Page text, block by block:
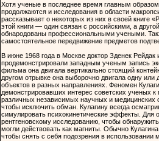
Хотя ученые в последнее время главным
продолжаются и исследования в области
рассказывает о некоторых из них в своей книге
этой книги — один связан с российскими, а
обнародованы профессиональными учеными.
самостоятельное передвижение предметов
В июне 1968 года в Москве доктор Зденек Рейдак
продемонстрировали западным ученым запись
фильма она двигала вертикально стоящий
другом отрывке она выборочно двигала одну или
объектов в разных направлениях. Феномен
демонстрировавших интерес советских ученых
различных независимых научных и медицинских
чтобы исключить обман. Кулагину всегда
симулировать психокинетические эффекты. Для
рентгеновскому исследованию, чтобы
могли действовать как магниты. Обычно
чтобы снять с себя подозрения в использовании